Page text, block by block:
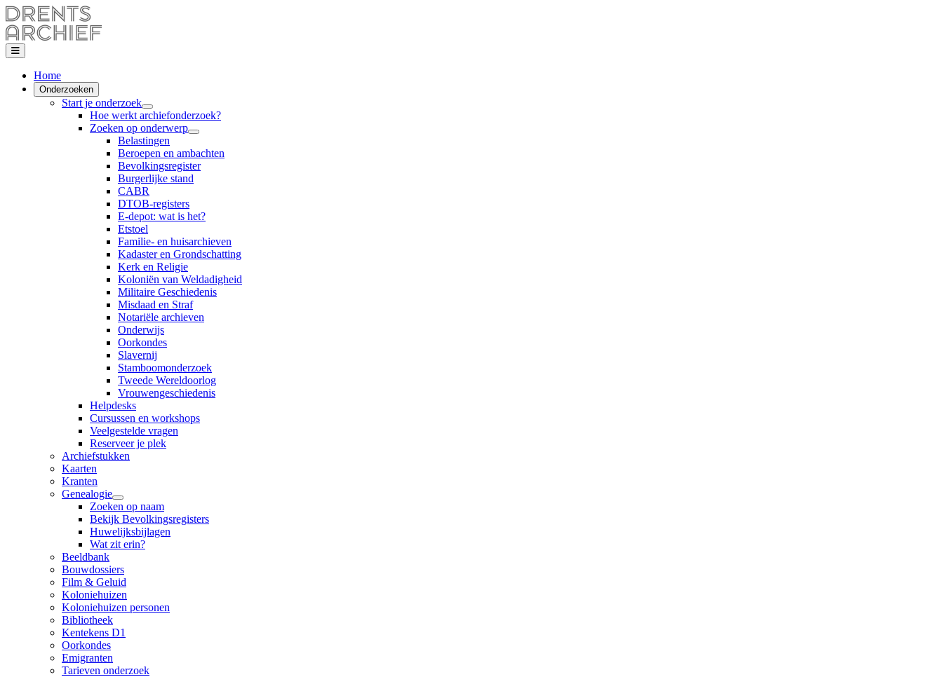
Home
Onderzoeken
Start je onderzoek
Hoe werkt archiefonderzoek?
Zoeken op onderwerp
Belastingen
Beroepen en ambachten
Bevolkingsregister
Burgerlijke stand
CABR
DTOB-registers
E-depot: wat is het?
Etstoel
Familie- en huisarchieven
Kadaster en Grondschatting
Kerk en Religie
Koloniën van Weldadigheid
Militaire Geschiedenis
Misdaad en Straf
Notariële archieven
Onderwijs
Oorkondes
Slavernij
Stamboomonderzoek
Tweede Wereldoorlog
Vrouwengeschiedenis
Helpdesks
Cursussen en workshops
Veelgestelde vragen
Reserveer je plek
Archiefstukken
Kaarten
Kranten
Genealogie
Zoeken op naam
Bekijk Bevolkingsregisters
Huwelijksbijlagen
Wat zit erin?
Beeldbank
Bouwdossiers
Film & Geluid
Koloniehuizen
Koloniehuizen personen
Bibliotheek
Kentekens D1
Oorkondes
Emigranten
Tarieven onderzoek